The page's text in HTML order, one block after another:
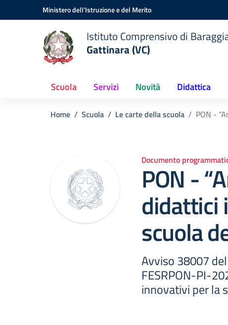
Vai ai contenuti
Vai al menu di navigazioneMinistero dell'Istruzione e del Merito
Istituto Comprensivo di
Gattinara (VC)
Scuola Servizi Novità Didattica
Home Scuola Le carte della scuola PON -
Documento
PON -
didattici
scuola
Avviso 38007
FESRPON-PI-
innovativi per la